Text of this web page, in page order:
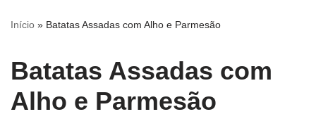
Início » Batatas Assadas com Alho e Parmesão
Batatas Assadas com
Alho e Parmesão